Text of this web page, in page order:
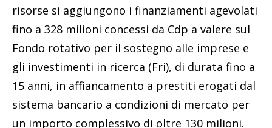
risorse si aggiungono i finanziamenti agevolati
fino a 328 milioni concessi da Cdp a valere sul
Fondo rotativo per il sostegno alle imprese e
gli investimenti in ricerca (Fri), di durata fino a
15 anni, in affiancamento a prestiti erogati dal
sistema bancario a condizioni di mercato per
un importo complessivo di oltre 130 milioni.